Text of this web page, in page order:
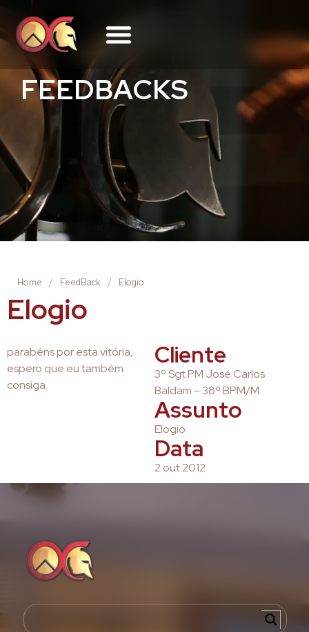
FEEDBACKS
Home / FeedBack / Elogio
Elogio
parabéns por esta vitória,
espero que eu também
consiga.
Cliente
3º Sgt PM José Carlos
Baldam – 38º BPM/M
Assunto
Elogio
Data
2 out 2012